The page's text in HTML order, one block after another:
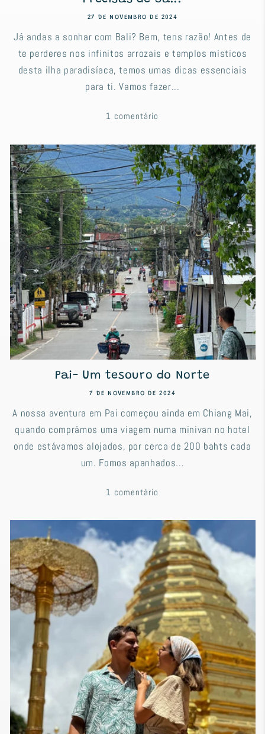
27 DE NOVEMBRO DE 2024
Já andas a sonhar com Bali? Bem, tens razão! Antes de
te perderes nos infinitos arrozais e templos místicos
desta ilha paradisíaca, temos umas dicas essenciais
para ti. Vamos fazer...
1 comentário
Pai- Um tesouro do Norte
7 DE NOVEMBRO DE 2024
A nossa aventura em Pai começou ainda em Chiang Mai,
quando comprámos uma viagem numa minivan no hotel
onde estávamos alojados, por cerca de 200 bahts cada
um. Fomos apanhados...
1 comentário